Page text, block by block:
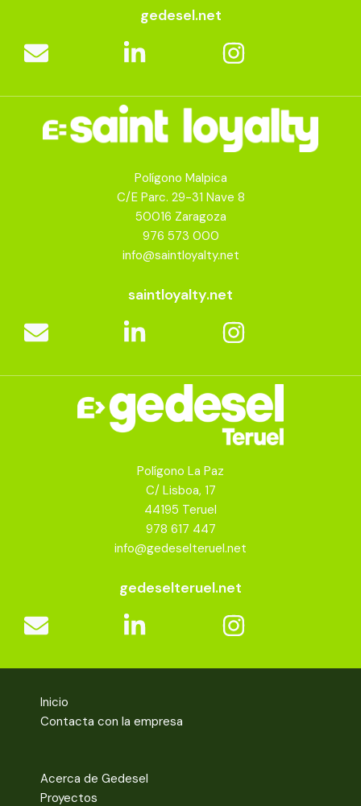
gedesel.net
Polígono Malpica
C/E Parc. 29-31 Nave 8
50016 Zaragoza
976 573 000
info@saintloyalty.net
saintloyalty.net
Polígono La Paz
C/ Lisboa, 17
44195 Teruel
978 617 447
info@gedeselteruel.net
gedeselteruel.net
Inicio
Contacta con la empresa
Acerca de Gedesel
Proyectos